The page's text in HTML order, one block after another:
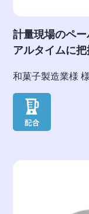
計量現場のペ
アルタイムに
和菓子製造業様 様